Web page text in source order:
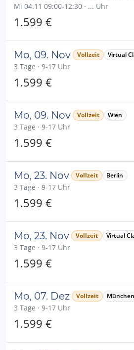
Mi 04.11 09:00-12:30 · ... Uhr
1.599 €
Mo, 09. Nov Vollzeit Virtual
3 Tage · 9-17 Uhr
1.599 €
Mo, 09. Nov Vollzeit Wien
3 Tage · 9-17 Uhr
1.599 €
Mo, 23. Nov Vollzeit Berlin
3 Tage · 9-17 Uhr
1.599 €
Mo, 23. Nov Vollzeit Virtual
3 Tage · 9-17 Uhr
1.599 €
Mo, 07. Dez Vollzeit München
3 Tage · 9-17 Uhr
1.599 €